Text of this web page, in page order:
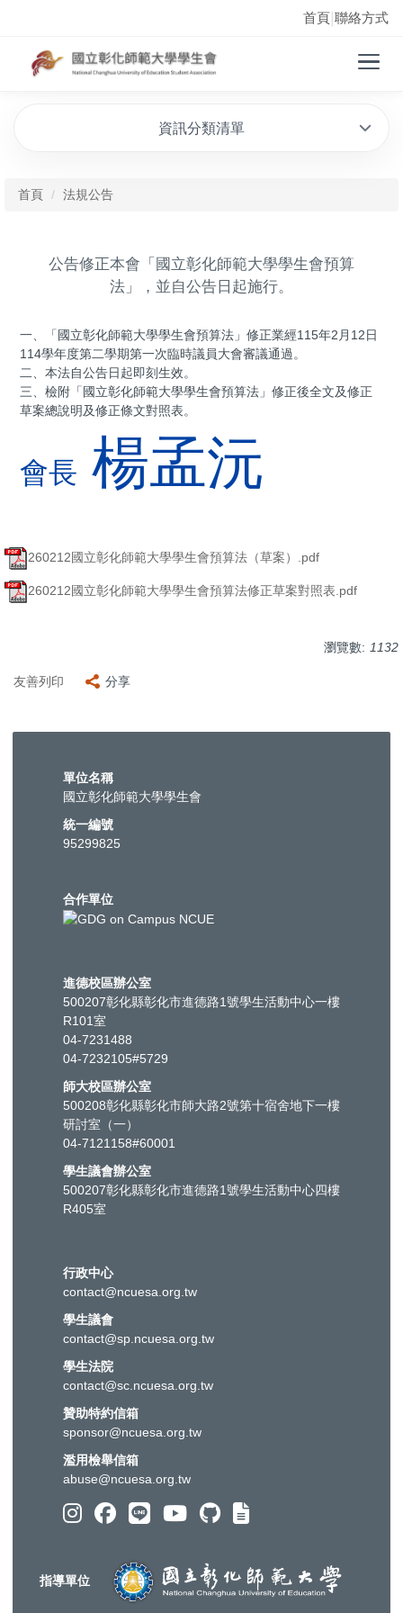
首頁 聯絡方式
資訊分類清單
首頁 法規公告
公告修正本會「國立彰化師範大學學生會預算
法」，並自公告日起施行。
一、「國立彰化師範大學學生會預算法」修正業經115年2月12日
114學年度第二學期第一次臨時議員大會審議通過。
二、本法自公告日起即刻生效。
三、檢附「國立彰化師範大學學生會預算法」修正後全文及修正
草案總說明及修正條文對照表。
會長 楊孟沅
260212國立彰化師範大學學生會預算法（草案）.pdf
260212國立彰化師範大學學生會預算法修正草案對照表.pdf
瀏覽數: 1132
友善列印 分享
單位名稱
國立彰化師範大學學生會
統一編號
95299825
合作單位
進德校區辦公室
500207彰化縣彰化市進德路1號學生活動中心一樓
R101室
04-7231488
04-7232105#5729
師大校區辦公室
500208彰化縣彰化市師大路2號第十宿舍地下一樓
研討室（一）
04-7121158#60001
學生議會辦公室
500207彰化縣彰化市進德路1號學生活動中心四樓
R405室
行政中心
contact@ncuesa.org.tw
學生議會
contact@sp.ncuesa.org.tw
學生法院
contact@sc.ncuesa.org.tw
贊助特約信箱
sponsor@ncuesa.org.tw
濫用檢舉信箱
abuse@ncuesa.org.tw
指導單位